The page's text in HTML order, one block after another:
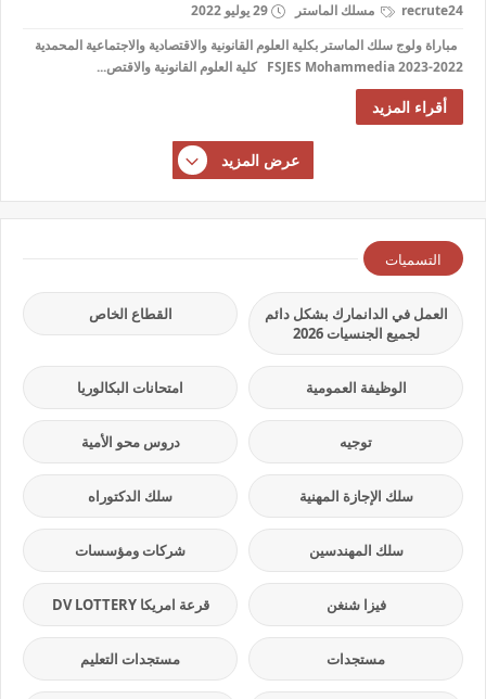
recrute24 مسلك الماستر
29 يوليو 2022
مباراة ولوج سلك الماستر بكلية العلوم القانونية والاقتصادية والاجتماعية المحمدية
2022-2023 FSJES Mohammedia كلية العلوم القانونية والاقتص...
أقراء المزيد
عرض المزيد
التسميات
العمل في الدانمارك بشكل دائم
لجميع الجنسيات 2026
القطاع الخاص
الوظيفة العمومية امتحانات البكالوريا
توجيه دروس محو الأمية
سلك الإجازة المهنية سلك الدكتوراه
سلك المهندسين شركات ومؤسسات
فيزا شنغن قرعة امريكا DV LOTTERY
مستجدات مستجدات التعليم